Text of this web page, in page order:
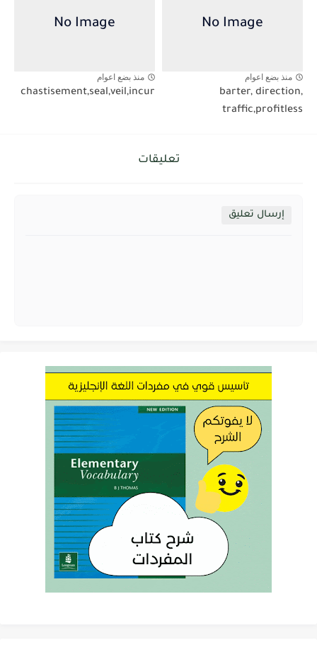
منذ بضع اعوام
barter, direction,
traffic,profitless
منذ بضع اعوام
chastisement,seal,veil,incur
تعليقات
إرسال تعليق